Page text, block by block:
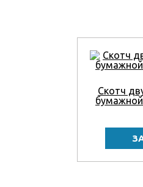
Скотч